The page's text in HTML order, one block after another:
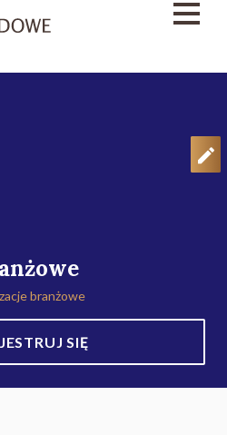
branżowe
SIĘ